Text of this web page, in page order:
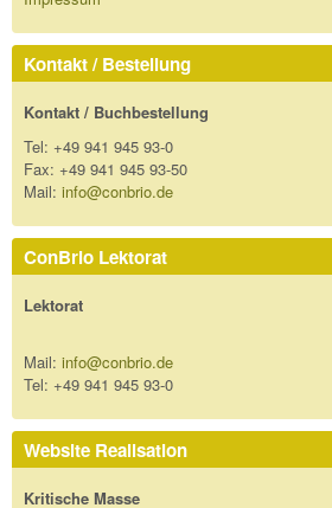
Kontakt / Bestellung
Kontakt / Buchbestellung
Tel: +49 941 945 93-0
Fax: +49 941 945 93-50
Mail: info@conbrio.de
ConBrio Lektorat
Lektorat
Mail: info@conbrio.de
Tel: +49 941 945 93-0
Website Realisation
Kritische Masse